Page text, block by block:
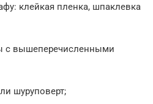
клейкая пленка, шпаклевка
с вышеперечисленными
шуруповерт;